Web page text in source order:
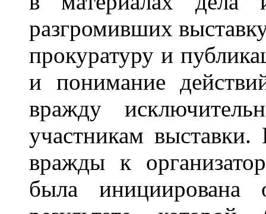
разгромивших
прокуратуру и
и понимание
вражду
участникам
вражды к
была инициирована